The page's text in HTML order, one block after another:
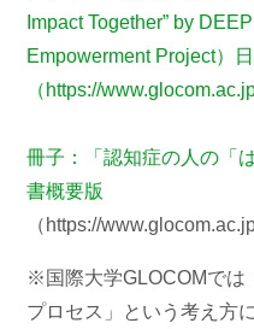
Impact Together” by
Empowerment Project）
（https://
冊子：「認知症の人の「
書概要版
（https://
※国際大学GLOCOMでは
プロセス」という考え方